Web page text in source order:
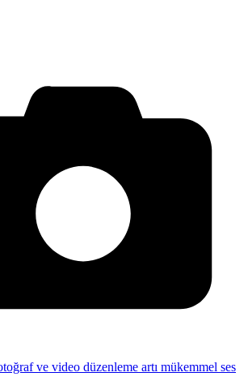
ve video düzenleme artı mükemmel ses